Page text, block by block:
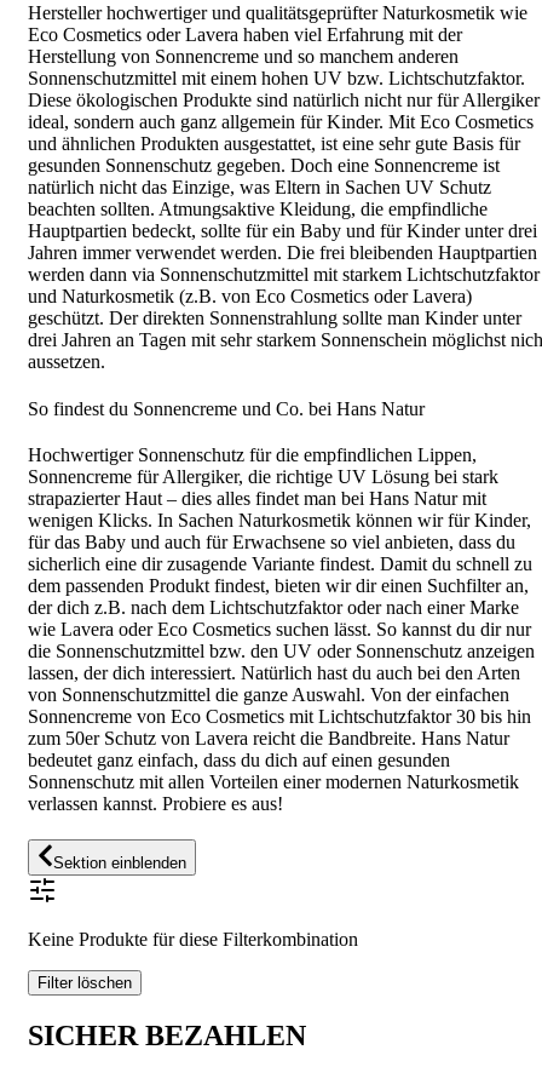
Hersteller hochwertiger und qualitätsgeprüfter Naturkosmetik wie
Eco Cosmetics oder Lavera haben viel Erfahrung mit der
Herstellung von Sonnencreme und so manchem anderen
Sonnenschutzmittel mit einem hohen UV bzw. Lichtschutzfaktor.
Diese ökologischen Produkte sind natürlich nicht nur für Allergiker
ideal, sondern auch ganz allgemein für Kinder. Mit Eco Cosmetics
und ähnlichen Produkten ausgestattet, ist eine sehr gute Basis für
gesunden Sonnenschutz gegeben. Doch eine Sonnencreme ist
natürlich nicht das Einzige, was Eltern in Sachen UV Schutz
beachten sollten. Atmungsaktive Kleidung, die empfindliche
Hauptpartien bedeckt, sollte für ein Baby und für Kinder unter drei
Jahren immer verwendet werden. Die frei bleibenden Hauptpartien
werden dann via Sonnenschutzmittel mit starkem Lichtschutzfaktor
und Naturkosmetik (z.B. von Eco Cosmetics oder Lavera)
geschützt. Der direkten Sonnenstrahlung sollte man Kinder unter
drei Jahren an Tagen mit sehr starkem Sonnenschein möglichst
aussetzen.
So findest du Sonnencreme und Co. bei Hans Natur
Hochwertiger Sonnenschutz für die empfindlichen Lippen,
Sonnencreme für Allergiker, die richtige UV Lösung bei stark
strapazierter Haut – dies alles findet man bei Hans Natur mit
wenigen Klicks. In Sachen Naturkosmetik können wir für Kinder,
für das Baby und auch für Erwachsene so viel anbieten, dass du
sicherlich eine dir zusagende Variante findest. Damit du schnell zu
dem passenden Produkt findest, bieten wir dir einen Suchfilter an,
der dich z.B. nach dem Lichtschutzfaktor oder nach einer Marke
wie Lavera oder Eco Cosmetics suchen lässt. So kannst du dir nur
die Sonnenschutzmittel bzw. den UV oder Sonnenschutz anzeigen
lassen, der dich interessiert. Natürlich hast du auch bei den Arten
von Sonnenschutzmittel die ganze Auswahl. Von der einfachen
Sonnencreme von Eco Cosmetics mit Lichtschutzfaktor 30 bis hin
zum 50er Schutz von Lavera reicht die Bandbreite. Hans Natur
bedeutet ganz einfach, dass du dich auf einen gesunden
Sonnenschutz mit allen Vorteilen einer modernen Naturkosmetik
verlassen kannst. Probiere es aus!
Sektion einblenden
Keine Produkte für diese Filterkombination
Filter löschen
SICHER BEZAHLEN